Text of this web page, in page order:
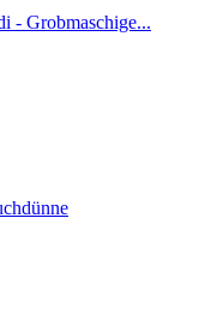
- Grobmaschige...